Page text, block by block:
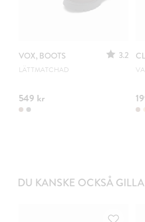
VOX, BOOTS 3.2
LÄTTMATCHAD
549 kr
DU KANSKE OCKSÅ